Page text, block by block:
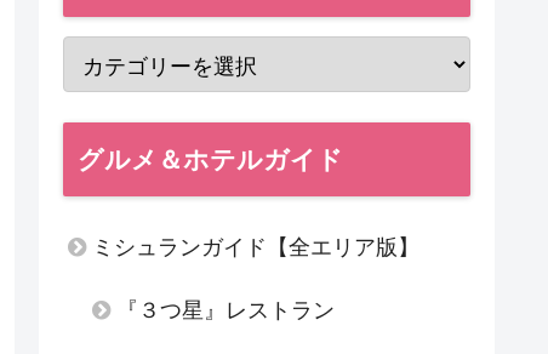
グルメ＆ホテルガイド
ミシュランガイド【全エリア版】
『３つ星』レストラン